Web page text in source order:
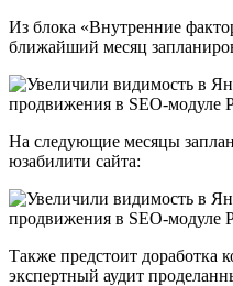
Из блока «Внутренние
ближайший месяц
На следующие месяцы
юзабилити сайта:
Также предстоит доработка
экспертный аудит